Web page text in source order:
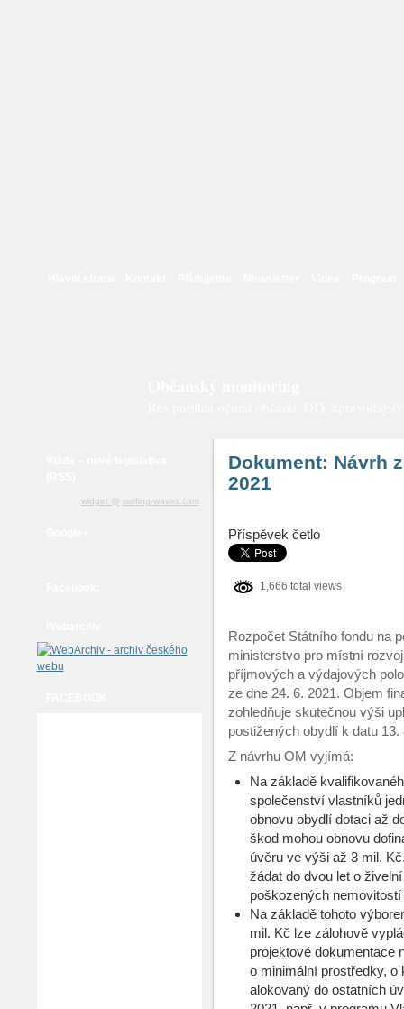
widget @ surfing-waves.com
Dokument: Návrh
2021
Příspěvek četlo
1,666 total views
Rozpočet Státního fondu na
ministerstvo pro místní
příjmových a výdajových
ze dne 24. 6. 2021. Objem
zohledňuje skutečnou výši
postižených obydlí k datu
Z návrhu OM vyjímá:
Na základě
společenství vlastníků
obnovu obydlí dotaci až
škod mohou obnovu
úvěru ve výši až 3 mil.
žádat do dvou let o
poškozených
Na základě tohoto
mil. Kč lze zálohově
projektové dokumentace
o minimální prostředky,
alokovaný do ostatních